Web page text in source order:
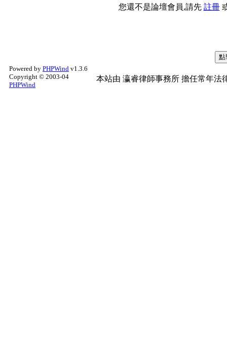
您還不是論壇會員,請先 註冊
Powered by PHPWind v1.3.6
Copyright © 2003-04
PHPWind
本站由 瀛睿律師事務所 擔任常年法